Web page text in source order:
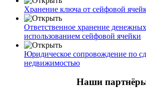
Хранение ключа от сейфовой
Ответственное хранение
использованием сейфовой ячейки
Юридическое сопровождение по
недвижимостью
Наши